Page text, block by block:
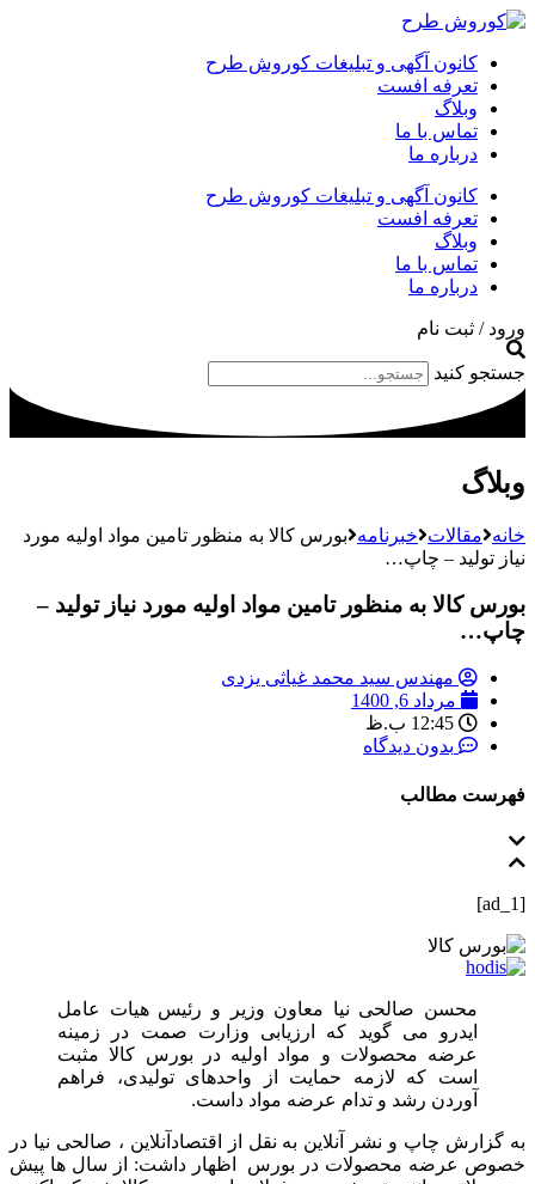
کانون آگهی و تبلیغات کوروش طرح
تعرفه افست
وبلاگ
تماس با ما
درباره ما
کانون آگهی و تبلیغات کوروش طرح
تعرفه افست
وبلاگ
تماس با ما
درباره ما
ورود / ثبت نام
جستجو کنید
وبلاگ
خانه مقالات خبرنامه بورس کالا به منظور تامین مواد اولیه مورد
نیاز تولید – چاپ…
بورس کالا به منظور تامین مواد اولیه مورد نیاز تولید –
چاپ…
مهندس سید محمد غیاثی یزدی
مرداد 6, 1400
12:45 ب.ظ
بدون دیدگاه
فهرست مطالب
[ad_1]
محسن صالحی نیا معاون وزیر و رئیس هیات عامل
ایدرو می گوید که ارزیابی وزارت صمت در زمینه
عرضه محصولات و مواد اولیه در بورس کالا مثبت
است که لازمه حمایت از واحدهای تولیدی، فراهم
آوردن رشد و تدام عرضه مواد داست.
به گزارش چاپ و نشر آنلاین به نقل از اقتصادآنلاین ، صالحی نیا در
خصوص عرضه محصولات در بورس اظهار داشت: از سال ها پیش